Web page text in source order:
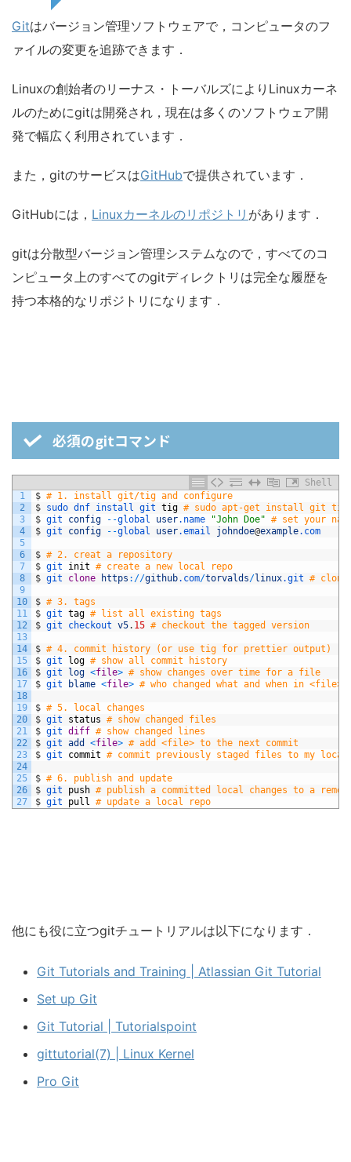
Gitはバージョン管理ソフトウェアで，コンピュータのフ
ァイルの変更を追跡できます．
Linuxの創始者のリーナス・トーバルズによりLinuxカーネ
ルのためにgitは開発され，現在は多くのソフトウェア開
発で幅広く利用されています．
また，gitのサービスはGitHubで提供されています．
GitHubには， Linuxカーネルのリポジトリ があります．
gitは分散型バージョン管理システムなので，すべてのコ
ンピュータ上のすべてのgitディレクトリは完全な履歴を
持つ本格的なリポジトリになります．
必須のgitコマンド
Shell
1
2
3
4
5
6
7
8
9
10
11
12
13
14
15
16
17
18
19
20
21
22
23
24
25
26
27
$ # 1. install git/tig and configure
$ sudo dnf install git tig # sudo apt-get install git tig
$ git config --global user.name "John Doe" # set your
$ git config --global user.email johndoe@example.com
$ # 2. creat a repository
$ git init # create a new local repo
$ git clone https : //github.com/torvalds/linux.git #
$ # 3. tags
$ git tag # list all existing tags
$ git checkout v5. 15 # checkout the tagged version
$ # 4. commit history (or use tig for prettier output)
$ git log # show all commit history
$ git log <file> # show changes over time for a file
$ git blame <file> # who changed what and when in <file>
$ # 5. local changes
$ git status # show changed files
$ git diff # show changed lines
$ git add <file> # add <file> to the next commit
$ git commit # commit previously staged files to my local
$ # 6. publish and update
$ git push # publish a committed local changes to a
$ git pull # update a local repo
他にも役に立つgitチュートリアルは以下になります．
Git Tutorials and Training | Atlassian Git Tutorial
Set up Git
Git Tutorial | Tutorialspoint
gittutorial(7) | Linux Kernel
Pro Git